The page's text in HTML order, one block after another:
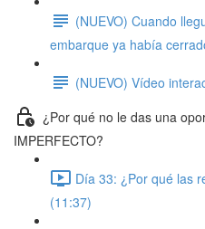
(NUEVO) Cuando
embarque ya había
(NUEVO) Vídeo
¿Por qué no le das una
IMPERFECTO?
Día 33: ¿Por qué las
(11:37)